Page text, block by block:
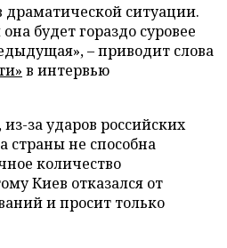
драматической ситуации.
будет гораздо суровее
– приводит слова
в интервью
за ударов российских
страны не способна
количество
Киев отказался от
и просит только